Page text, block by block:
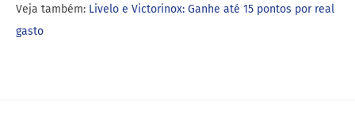
Veja também: Livelo e Victorinox: Ganhe até 15 pontos por real
gasto